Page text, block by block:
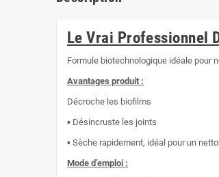
Le Vrai Professionnel
Formule biotechnologique idéale pour
Avantages produit :
Décroche les biofilms
▪ Désincruste les joints
▪ Sèche rapidement, idéal pour un
Mode d’emploi :